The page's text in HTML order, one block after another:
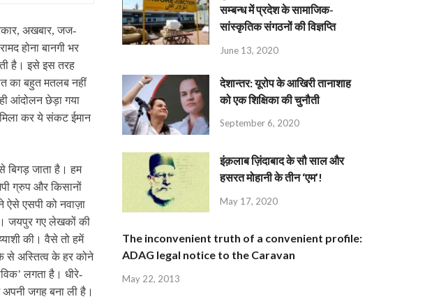
अखबार, जज-
होना बानगी भर
है। इसे इस तरह
का बहुत मतलब नहीं
आंदोलन छेड़ा गया
कर ये संकट ईमान
बिगड़ जाता है। हम
ग्रुप और किसानों
ऐसे एसपी को नवाज़ा
जयपुर गए लेखकों की
की। वैसे तो हमें
से अस्तित्‍व के हर कोने
लगता है। धीरे-
अपनी जगह बना ली है।
सम्बन्ध में प्रदेश के सामाजिक-
सांस्कृतिक संगठनों की विज्ञप्ति
June 13, 2020
देशान्‍तर: यूरोप के आखिरी तानाशाह
को एक शिक्षिका की चुनौती
September 6, 2020
इंक़लाब ज़िंदाबाद के सौ साल और
हसरत मोहानी के तीन ‘एम’!
May 17, 2020
The inconvenient truth of a convenient profile:
ADAG legal notice to the Caravan
May 22, 2013